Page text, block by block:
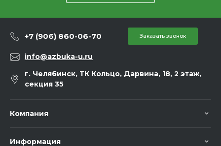
+7 (906) 860-06-70 Заказать звонок
info@azbuka-u.ru
г. Челябинск, ТК Кольцо, Дарвина, 18, 2 этаж,
секция 35
Компания
Информация